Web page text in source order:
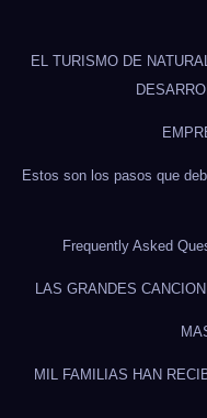
EL TURISMO DE
Estos son los pasos que
Frequently Asked
LAS GRANDES
MIL FAMILIAS HAN